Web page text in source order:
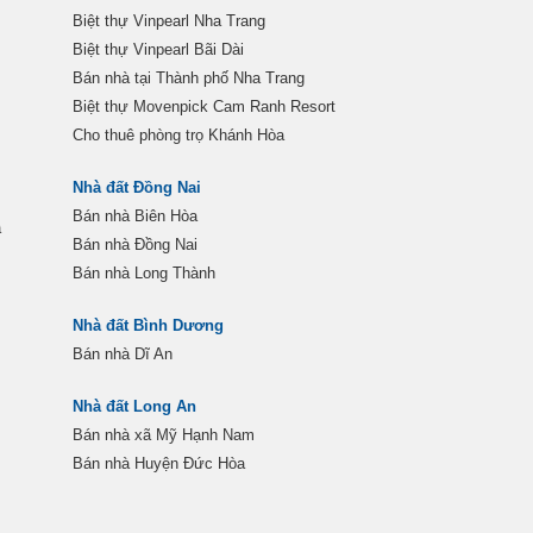
Biệt thự Vinpearl Nha Trang
Biệt thự Vinpearl Bãi Dài
Bán nhà tại Thành phố Nha Trang
Biệt thự Movenpick Cam Ranh Resort
Cho thuê phòng trọ Khánh Hòa
Nhà đất Đồng Nai
Bán nhà Biên Hòa
Bán nhà Đồng Nai
Bán nhà Long Thành
Nhà đất Bình Dương
Bán nhà Dĩ An
Nhà đất Long An
Bán nhà xã Mỹ Hạnh Nam
Bán nhà Huyện Đức Hòa